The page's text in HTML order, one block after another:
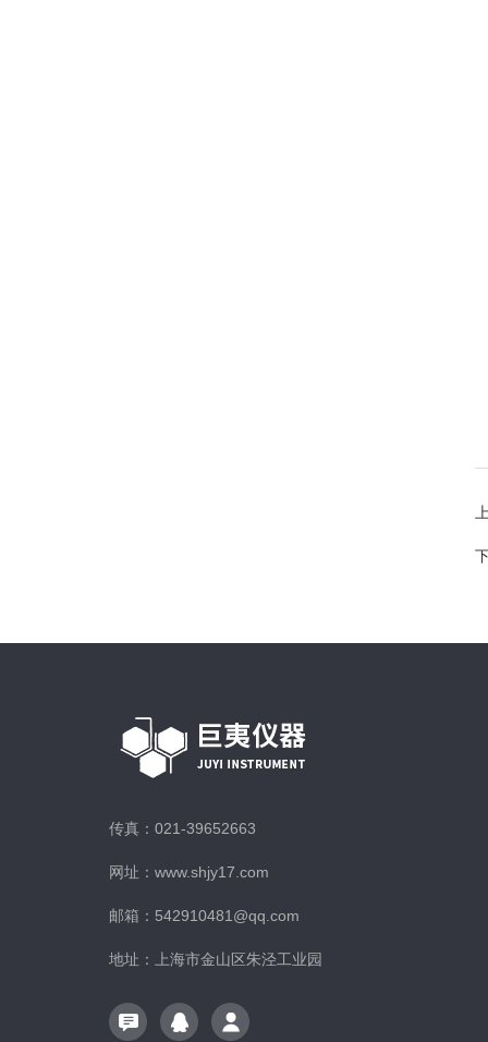
传真：021-39652663
网址：www.shjy17.com
邮箱：542910481@qq.com
地址：上海市金山区朱泾工业园